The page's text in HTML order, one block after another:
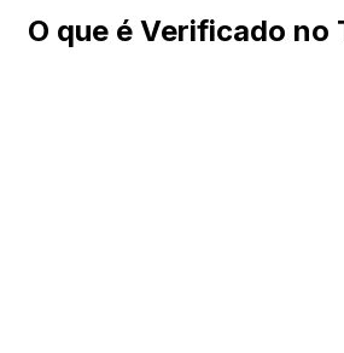
O que é Verificado no